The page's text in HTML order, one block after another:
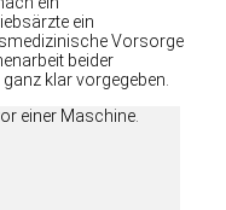
ein
Vorsorge
beider
klar vorgegeben.